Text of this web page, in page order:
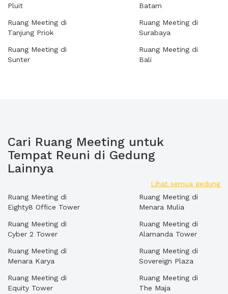
Pluit
Ruang Meeting di
Tanjung Priok
Ruang Meeting di
Sunter
Batam
Ruang Meeting di
Surabaya
Ruang Meeting di
Bali
Cari Ruang Meeting untuk
Tempat Reuni di Gedung
Lainnya
Lihat semua gedung
Ruang Meeting di
Eighty8 Office Tower
Ruang Meeting di
Cyber 2 Tower
Ruang Meeting di
Menara Karya
Ruang Meeting di
Equity Tower
Ruang Meeting di
Menara Mulia
Ruang Meeting di
Alamanda Tower
Ruang Meeting di
Sovereign Plaza
Ruang Meeting di
The Maja